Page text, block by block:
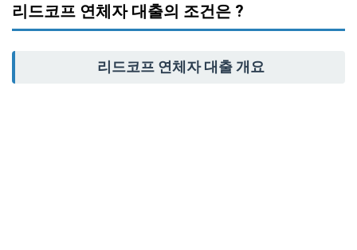
리드코프 연체자 대출의 조건은 ?
리드코프 연체자 대출 개요